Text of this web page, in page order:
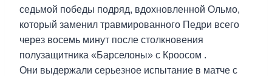
седьмой победы подряд, вдохновленной Ольмо,
который заменил травмированного Педри всего
через восемь минут после столкновения
полузащитника «Барселоны» с Кроосом .
Они выдержали серьезное испытание в матче с